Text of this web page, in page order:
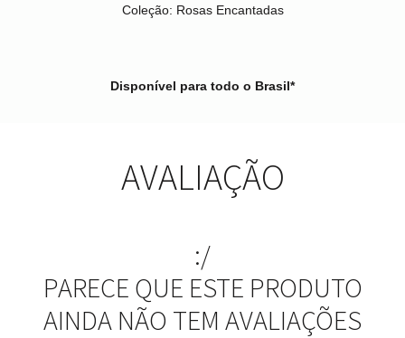
Coleção: Rosas Encantadas
Disponível para todo o Brasil*
AVALIAÇÃO
:/
PARECE QUE ESTE PRODUTO
AINDA NÃO TEM AVALIAÇÕES